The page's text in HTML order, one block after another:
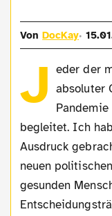
VonDocKay
J eder der
absoluter
begleitet. Ich
Ausdruck
neuen
gesunden